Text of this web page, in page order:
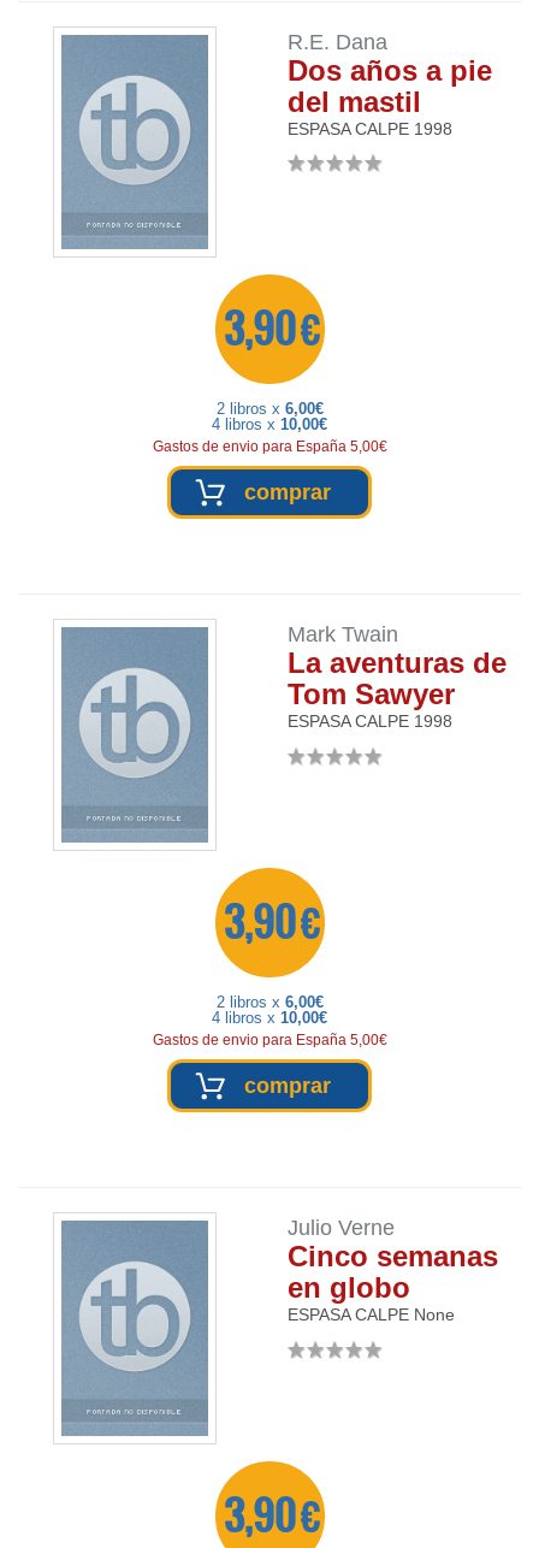
R.E. Dana
Dos años a pie
del mastil
ESPASA CALPE 1998
3,90 €
2 libros x 6,00€
4 libros x 10,00€
Gastos de envio para España 5,00€
comprar
Mark Twain
La aventuras de
Tom Sawyer
ESPASA CALPE 1998
3,90 €
2 libros x 6,00€
4 libros x 10,00€
Gastos de envio para España 5,00€
comprar
Julio Verne
Cinco semanas
en globo
ESPASA CALPE None
3,90 €